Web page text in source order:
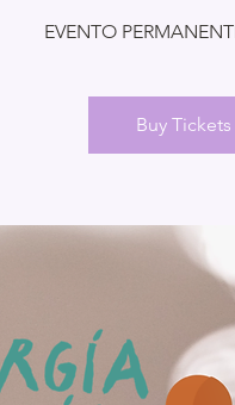
EVENTO
Buy Tickets